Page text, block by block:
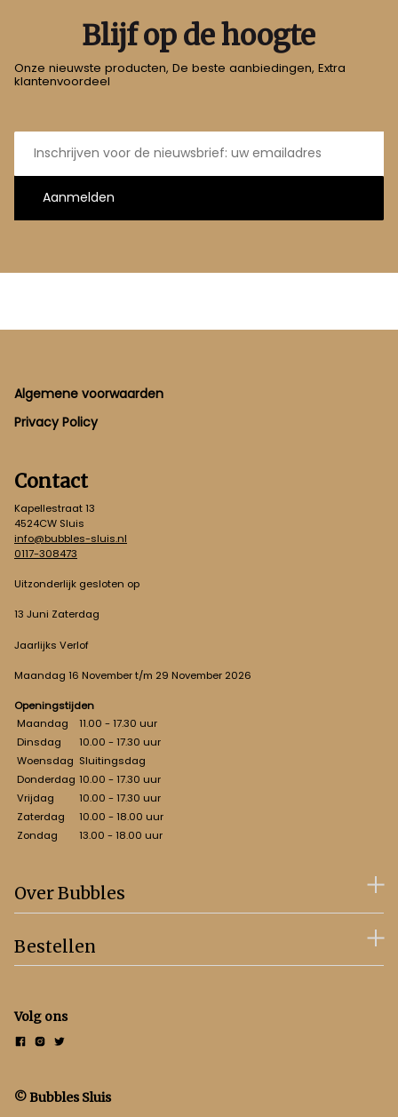
Blijf op de hoogte
Onze nieuwste producten, De beste aanbiedingen, Extra
klantenvoordeel
E-
mailadres
Aanmelden
Footer
Algemene voorwaarden
Privacy Policy
Contact
Kapellestraat 13
4524CW Sluis
info@bubbles-sluis.nl
0117-308473
Uitzonderlijk gesloten op
13 Juni Zaterdag
Jaarlijks Verlof
Maandag 16 November t/m 29 November 2026
Openingstijden
Maandag
11.00 - 17.30 uur
Dinsdag
10.00 - 17.30 uur
Woensdag Sluitingsdag
Donderdag 10.00 - 17.30 uur
Vrijdag
10.00 - 17.30 uur
Zaterdag
10.00 - 18.00 uur
Zondag
13.00 - 18.00 uur
Over Bubbles
Bestellen
Volg ons
© Bubbles Sluis